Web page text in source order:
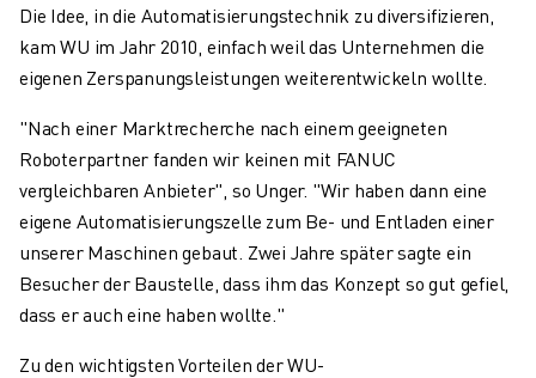
Die Idee, in die Automatisierungstechnik zu diversifizieren,
kam WU im Jahr 2010, einfach weil das Unternehmen die
eigenen Zerspanungsleistungen weiterentwickeln wollte.
"Nach einer Marktrecherche nach einem geeigneten
Roboterpartner fanden wir keinen mit FANUC
vergleichbaren Anbieter", so Unger. "Wir haben dann eine
eigene Automatisierungszelle zum Be- und Entladen einer
unserer Maschinen gebaut. Zwei Jahre später sagte ein
Besucher der Baustelle, dass ihm das Konzept so gut gefiel,
dass er auch eine haben wollte."
Zu den wichtigsten Vorteilen der WU-